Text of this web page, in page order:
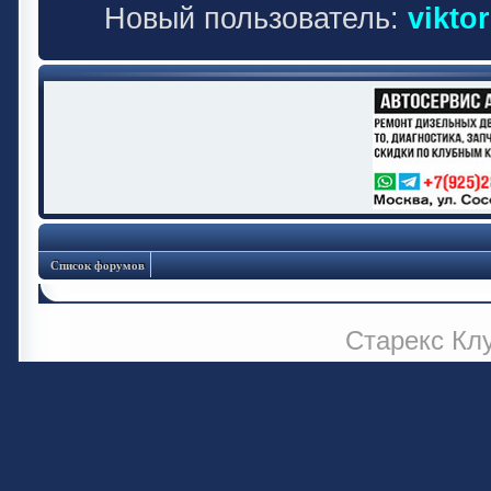
Новый пользователь:
Список форумов
Старекс